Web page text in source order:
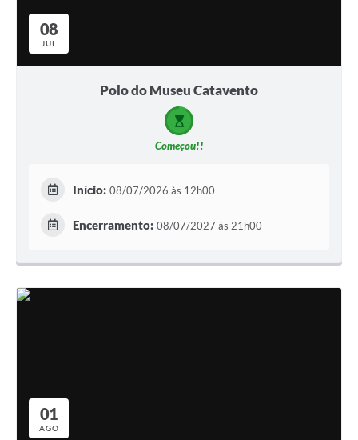
08
JUL
Polo do Museu Catavento
Começou!!
Início: 08/07/2026 às 12h00
Encerramento: 08/07/2027 às 21h00
01
AGO